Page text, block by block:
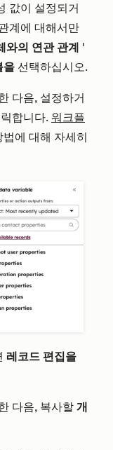
값이 설정되거
계에 대해서만
와의 연관 관계 '
을 선택하십시오.
다음, 설정하거
합니다. 워크플
법에 대해 자세히
레코드 편집을
다음, 복사할 개